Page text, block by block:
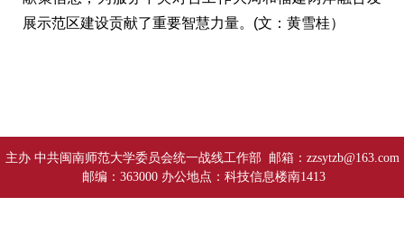
展示范区建设贡献了重要智慧力量。(文：黄雪桂）
主办 中共闽南师范大学委员会统一战线工作部 邮箱：zzsytzb@163.com
邮编：363000 办公地点：科技信息楼南1413